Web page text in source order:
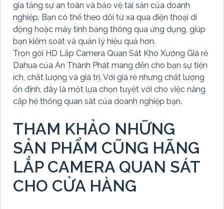
gia tăng sự an toàn và bảo vệ tài sản của doanh
nghiệp. Bạn có thể theo dõi từ xa qua điện thoại di
động hoặc máy tính bảng thông qua ứng dụng, giúp
bạn kiểm soát và quản lý hiệu quả hơn.
Trọn gói HD Lắp Camera Quan Sát Kho Xưởng Giá rẻ
Dahua của An Thành Phát mang đến cho bạn sự tiện
ích, chất lượng và giá trị. Với giá rẻ nhưng chất lượng
ổn định, đây là một lựa chọn tuyệt vời cho việc nâng
cấp hệ thống quan sát của doanh nghiệp bạn.
THAM KHẢO NHỮNG
SẢN PHẨM CŨNG HÃNG
LẮP CAMERA QUAN SÁT
CHO CỬA HÀNG